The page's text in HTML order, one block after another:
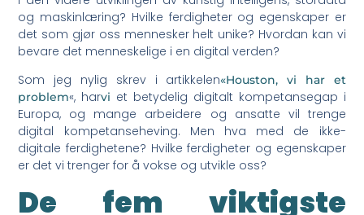
og maskinlæring? Hvilke ferdigheter og egenskaper er
det som gjør oss mennesker helt unike? Hvordan kan vi
bevare det menneskelige i en digital verden?
Som jeg nylig skrev i artikkelen«Houston, vi har et
problem«, harvi et betydelig digitalt kompetansegap i
Europa, og mange arbeidere og ansatte vil trenge
digital kompetanseheving. Men hva med de ikke-
digitale ferdighetene? Hvilke ferdigheter og egenskaper
er det vi trenger for å vokse og utvikle oss?
De fem viktigste